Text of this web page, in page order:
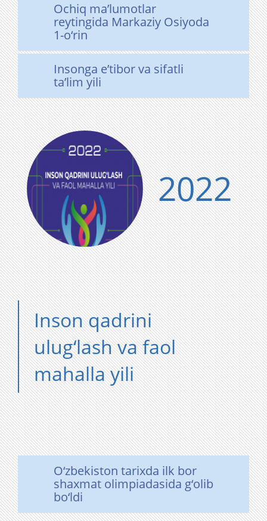
Ochiq ma’lumotlar
reytingida Markaziy Osiyoda
1-o‘rin
Insonga eʼtibor va sifatli
taʼlim yili
2022
Inson qadrini
ulug‘lash va faol
mahalla yili
O‘zbekiston tarixda ilk bor
shaxmat olimpiadasida g‘olib
bo‘ldi